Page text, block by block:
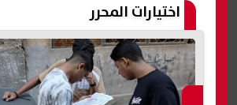
اختيارات المحرر